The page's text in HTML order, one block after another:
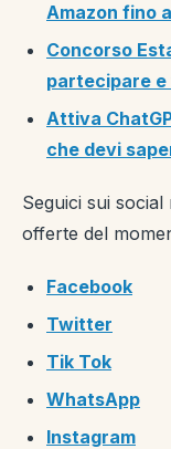
Amazon fino
Concorso
partecipare
Attiva
che devi
Seguici sui
offerte del
Facebook
Twitter
Tik Tok
WhatsApp
Instagram